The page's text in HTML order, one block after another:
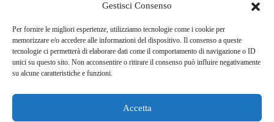
Gestisci Consenso
Per fornire le migliori esperienze, utilizziamo tecnologie come i cookie per
memorizzare e/o accedere alle informazioni del dispositivo. Il consenso a queste
tecnologie ci permetterà di elaborare dati come il comportamento di navigazione o ID
unici su questo sito. Non acconsentire o ritirare il consenso può influire negativamente
su alcune caratteristiche e funzioni.
Accetta